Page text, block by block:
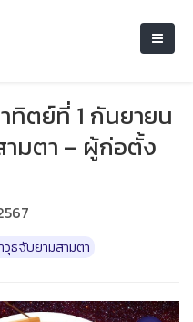
ทิตย์ที่ 1 กันยายน
ามตา – ผู้ก่อตั้ง
วุธจับยามสามตา